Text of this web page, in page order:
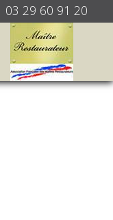
03 29 60 91 20